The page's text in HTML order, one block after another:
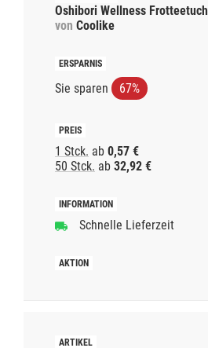
Oshibori Wellness Frotteetuch
von Coolike
Sie sparen 67%
1 Stck. ab 0,57 €
50 Stck. ab 32,92 €
Schnelle Lieferzeit